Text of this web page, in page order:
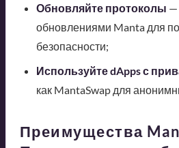
Обновляйте протоколы —
обновлениями Manta для
безопасности;
Используйте dApps с
как MantaSwap для
Преимущества